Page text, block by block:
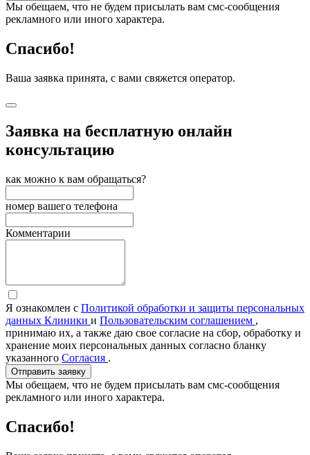
Мы обещаем, что не будем присылать вам смс-сообщения
рекламного или иного характера.
Спасибо!
Ваша заявка принята, с вами свяжется оператор.
Заявка на бесплатную онлайн
консультацию
как можно к вам обращаться?
номер вашего телефона
Комментарии
Я ознакомлен с Политикой обработки и защиты персональных
данных Клиники и Пользовательским соглашением ,
принимаю их, а также даю свое согласие на сбор, обработку и
хранение моих персональных данных согласно бланку
указанного Согласия .
Отправить заявку
Мы обещаем, что не будем присылать вам смс-сообщения
рекламного или иного характера.
Спасибо!